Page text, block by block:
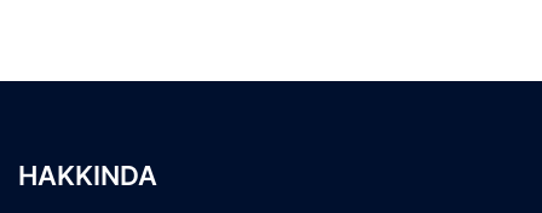
HAKKINDA